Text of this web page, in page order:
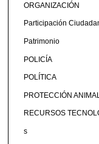
ORGANIZACIÓN
Participación
Patrimonio
POLICÍA
POLÍTICA
PROTECCIÓN ANIMAL
RECURSOS
s